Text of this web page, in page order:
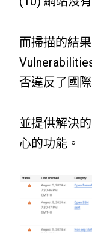
而掃描的結
否違反了國際
並提供解決
心的功能。